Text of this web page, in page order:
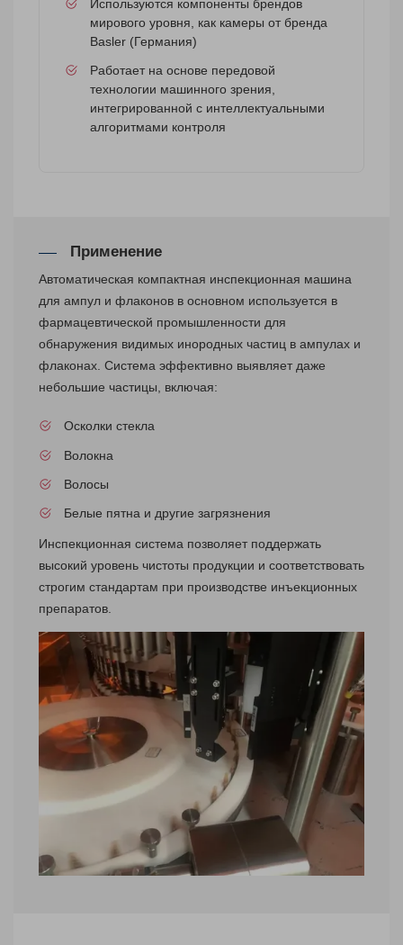
Используются компоненты брендов
мирового уровня, как камеры от бренда
Basler (Германия)
Работает на основе передовой
технологии машинного зрения,
интегрированной с интеллектуальными
алгоритмами контроля
Применение
Автоматическая компактная инспекционная машина
для ампул и флаконов в основном используется в
фармацевтической промышленности для
обнаружения видимых инородных частиц в ампулах и
флаконах. Система эффективно выявляет даже
небольшие частицы, включая:
Осколки стекла
Волокна
Волосы
Белые пятна и другие загрязнения
Инспекционная система позволяет поддержать
высокий уровень чистоты продукции и соответствовать
строгим стандартам при производстве инъекционных
препаратов.